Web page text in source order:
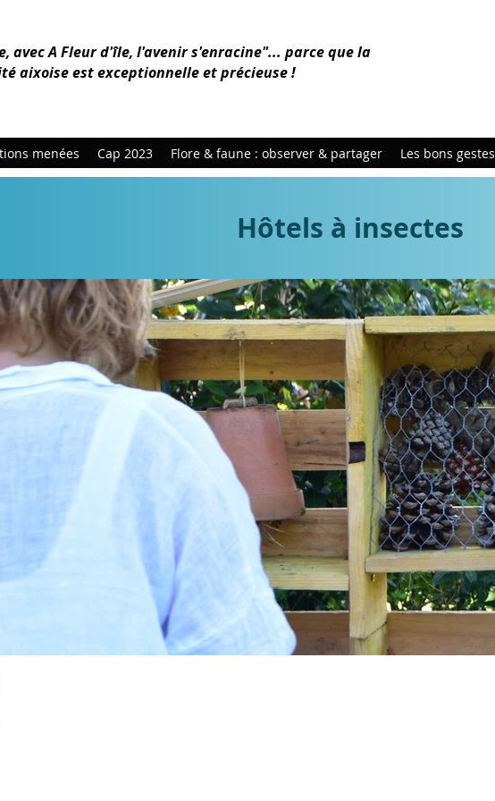
avec A Fleur d'île, l'avenir s'enracine"... parce que la
aixoise est exceptionnelle et précieuse !
menées Cap 2023 Flore & faune : observer & partager Les bons gestes
Hôtels à insectes